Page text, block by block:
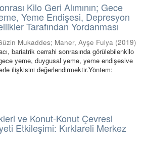
Kilo Geri Alımının; Gece
Yeme Endişesi, Depresyon
Tarafından Yordanması
Mukaddes; Maner, Ayşe Fulya (2019)
bariatrik cerrahi sonrasında görülebilenkilo
yeme, duygusal yeme, yeme endişesive
ilişkisini değerlendirmektir.Yöntem:
ve Konut-Konut Çevresi
Etkileşimi: Kırklareli Merkez